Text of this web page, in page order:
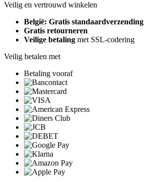
Veilig en vertrouwd winkelen
België: Gratis standaardverzending
Gratis retourneren
Veilige betaling met SSL-codering
Veilig betalen met
Betaling vooraf